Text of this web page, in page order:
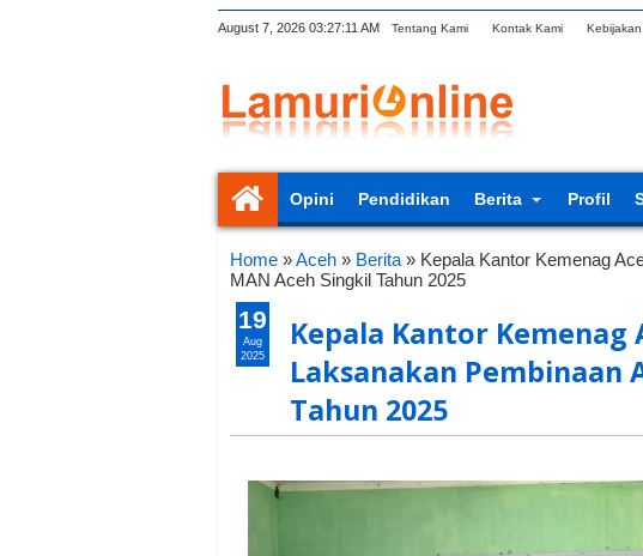
August 7, 2026 03:27:12 AM Tentang Kami Kontak Kami
Opini Pendidikan Berita Profil
Home »Aceh » Berita » Kepala Kantor Kemenag
MAN Aceh Singkil Tahun 2025
Kepala Kantor Kemenag
Laksanakan Pembinaan
Tahun 2025
19
Aug
2025